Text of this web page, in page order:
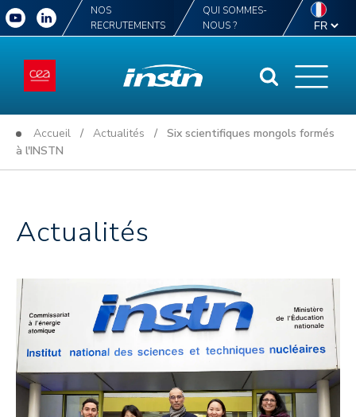
NOS
RECRUTEMENTS
QUI SOMMES-
NOUS ?
Accueil / Actualités / Six scientifiques mongols formés
à l'INSTN
Actualités